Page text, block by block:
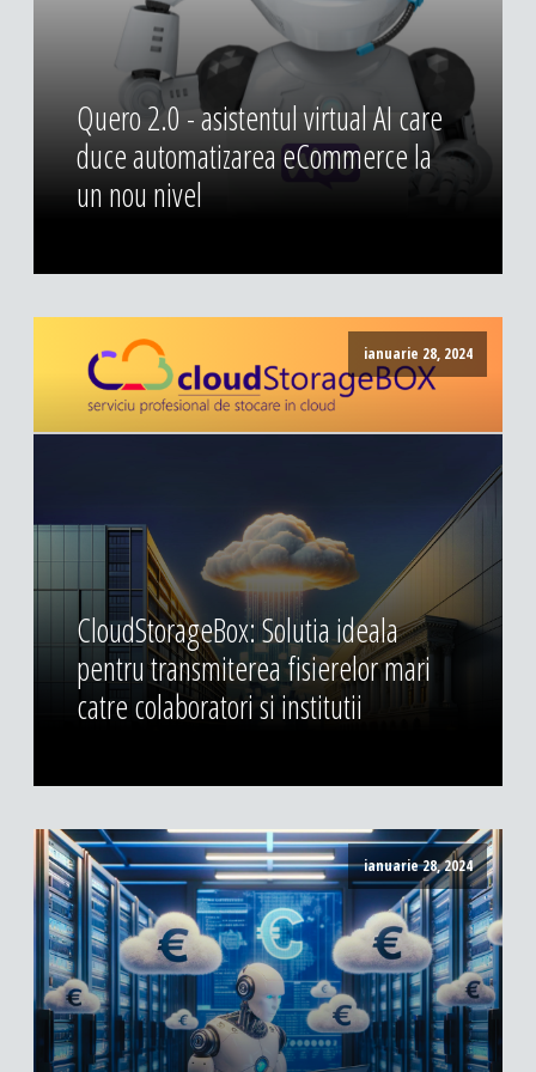
DESIGN & PRINTING
Identitate vizuala, imagine
Grafica publicitara
Grafica pentru print
Fotografie digitala
Quero 2.0 - asistentul virtual AI care
duce automatizarea eCommerce la
un nou nivel
ianuarie 28, 2024
CloudStorageBox: Solutia ideala
pentru transmiterea fisierelor mari
catre colaboratori si institutii
ianuarie 28, 2024